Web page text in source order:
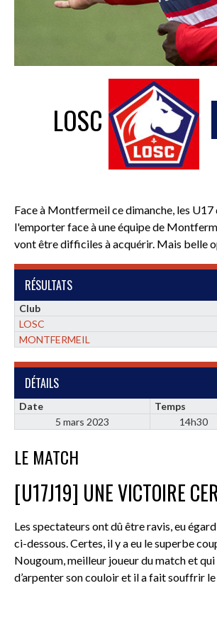
LOSC
Face à Montfermeil ce dimanche, les
l'emporter face à une équipe de
vont être difficiles à acquérir. Mais belle
RÉSULTATS
Club
LOSC
MONTFERMEIL
DÉTAILS
Date Temps
5 mars 2023
14h30
LE MATCH
[U17J19] UNE VICTOIRE
Les spectateurs ont dû être ravis, eu
ci-dessous. Certes, il y a eu le superbe
Nougoum, meilleur joueur du match et
d’arpenter son couloir et il a fait souffrir